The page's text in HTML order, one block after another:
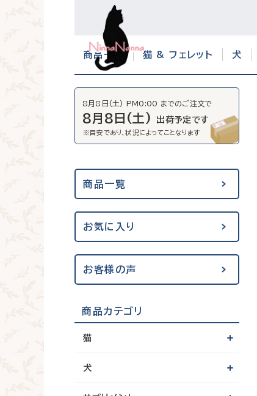
商品一覧 猫 & フェレット 犬
8月8日(土) PM0:00 までのご注文で
8月8日(土) 出荷予定です
商品一覧
お気に入り
お客様の声
商品カテゴリ
猫
犬